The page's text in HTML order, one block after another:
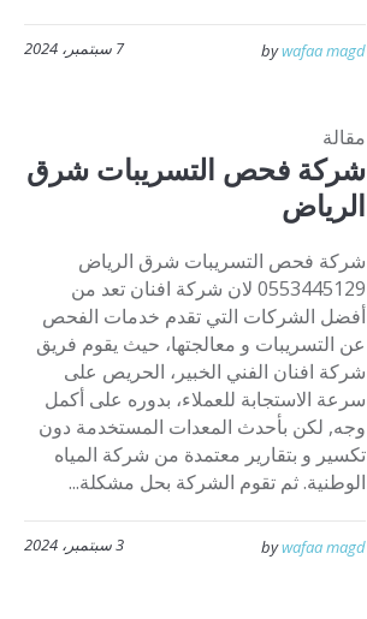
7 سبتمبر، 2024 bywafaa magd
مقالة
شركة فحص التسريبات شرق
الرياض
شركة فحص التسريبات شرق الرياض
0553445129 لان شركة افنان تعد من
أفضل الشركات التي تقدم خدمات الفحص
عن التسريبات و معالجتها، حيث يقوم فريق
شركة افنان الفني الخبير، الحريص على
سرعة الاستجابة للعملاء، بدوره على أكمل
وجه, لكن بأحدث المعدات المستخدمة دون
تكسير و بتقارير معتمدة من شركة المياه
الوطنية. ثم تقوم الشركة بحل مشكلة...
3 سبتمبر، 2024 bywafaa magd